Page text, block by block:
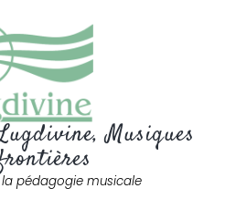
Musiques
pédagogie musicale